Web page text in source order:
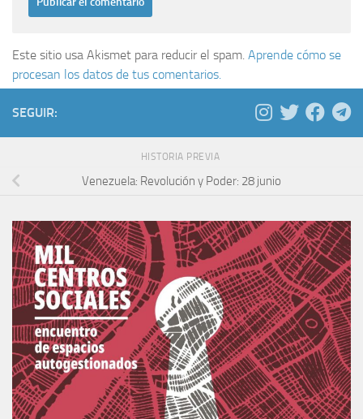
Este sitio usa Akismet para reducir el spam. Aprende cómo se
procesan los datos de tus comentarios.
SEGUIR:
HISTORIA PREVIA
Venezuela: Revolución y Poder: 28 junio